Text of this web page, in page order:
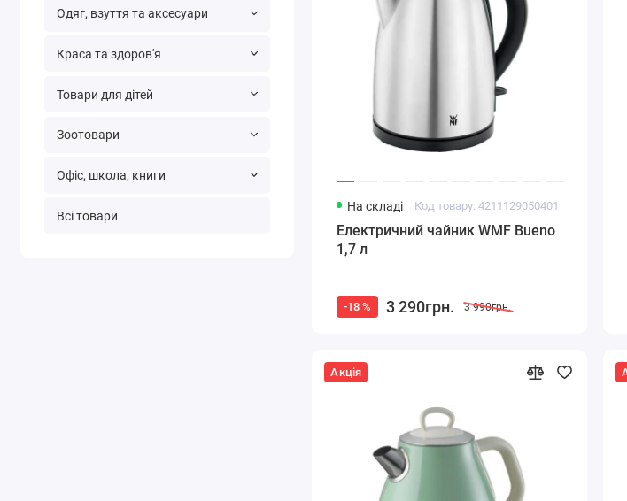
Одяг, взуття та аксесуари
Краса та здоров'я
Товари для дітей
Зоотовари
Офіс, школа, книги
Всі товари
На складі Код товару: 4211129050401
Електричний чайник WMF Bueno
1,7 л
-18 % 3 290грн. 3 990грн.
Акція